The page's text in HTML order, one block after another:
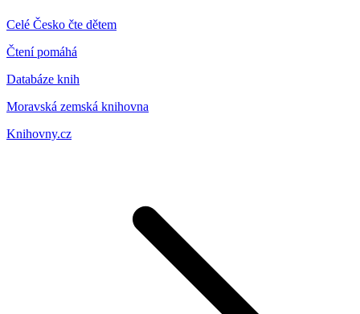
Celé Česko čte dětem
Čtení pomáhá
Databáze knih
Moravská zemská knihovna
Knihovny.cz